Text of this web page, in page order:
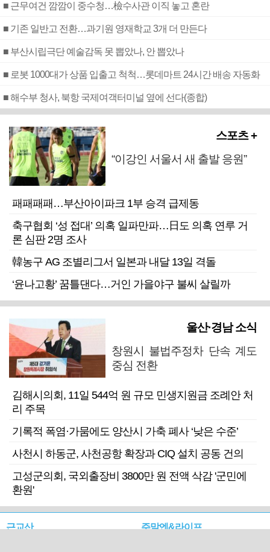
■ 근무여건 깜깜이 중수청…檢수사관 이직 놓고 혼란
■ 기존 일반고 전환…과기원 영재학교 3개 더 만든다
■ 부산시립극단 예술감독 못 뽑았나, 안 뽑았나
■ 로봇 1000대가 상품 입출고 척척…롯데마트 24시간 배송 자동화
■ 해수부 청사, 북항 국제여객터미널 옆에 선다(종합)
스포츠 +
“이강인 서울서 새 출발 응원”
패패패패…부산아이파크 1부 승격 급제동
축구협회 ‘성 접대’ 의혹 일파만파…日도 의혹 연루 거
론 심판 2명 조사
韓농구 AG 조별리그서 일본과 내달 13일 격돌
‘윤나고황’ 꿈틀댄다…거인 가을야구 불씨 살릴까
울산·경남 소식
창원시 불법주정차 단속 계도
중심 전환
김해시의회, 11일 544억 원 규모 민생지원금 조례안 처
리 주목
기록적 폭염·가뭄에도 양산시 가축 폐사 ‘낮은 수준’
사천시 하동군, 사천공항 확장과 CIQ 설치 공동 건의
고성군의회, 국외출장비 3800만 원 전액 삭감 '군민에
환원'
근교산 주말엔&라이프